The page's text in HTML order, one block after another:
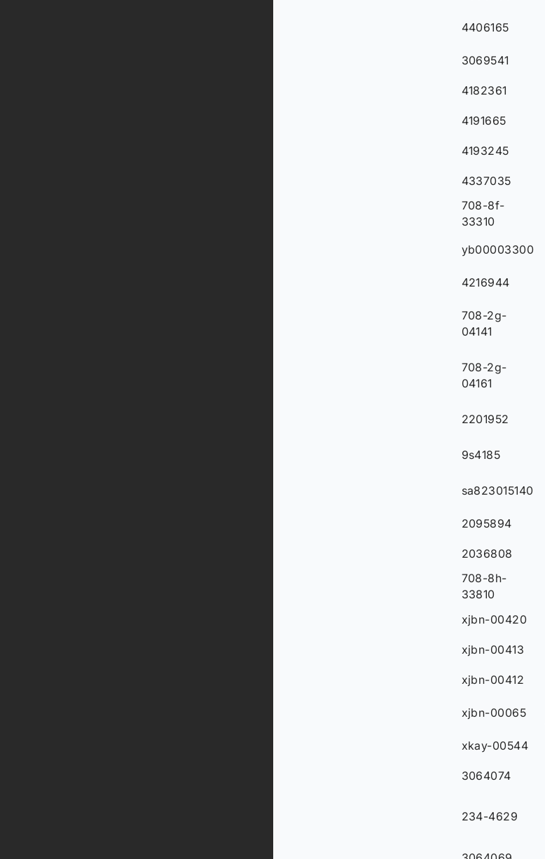
4406165
3069541
4182361
4191665
4193245
4337035
708-8f-
33310
yb00003300
4216944
708-2g-
04141
708-2g-
04161
2201952
9s4185
sa823015140
2095894
2036808
708-8h-
33810
xjbn-00420
xjbn-00413
xjbn-00412
xjbn-00065
xkay-00544
3064074
234-4629